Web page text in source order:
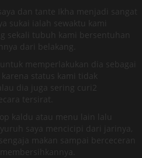
dan tante Ikha menjadi sangat
sukai ialah sewaktu kami
sekali tubuh kami bersentuhan
dari belakang.
memperlakukan dia sebagai
status kami tidak
dia juga sering curi2
tersirat.
kaldu atau menu lain lalu
saya mencicipi dari jarinya,
makan sampai berceceran